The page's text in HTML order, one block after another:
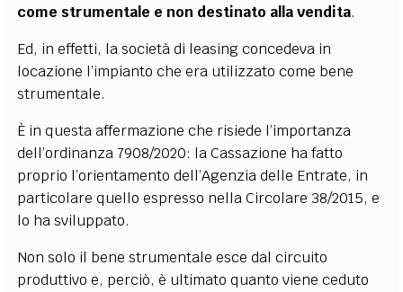
come strumentale e non destinato alla vendita.
Ed, in effetti, la società di leasing concedeva in
locazione l’impianto che era utilizzato come bene
strumentale.
È in questa affermazione che risiede l’importanza
dell’ordinanza 7908/2020: la Cassazione ha fatto
proprio l’orientamento dell’Agenzia delle Entrate, in
particolare quello espresso nella Circolare 38/2015, e
lo ha sviluppato.
Non solo il bene strumentale esce dal circuito
produttivo e, perciò, è ultimato quanto viene ceduto